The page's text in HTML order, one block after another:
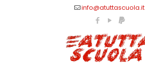
info@atuttascuola.it